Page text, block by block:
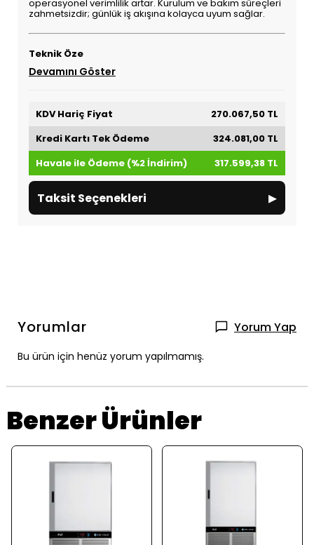
operasyonel verimlilik artar. Kurulum ve bakım süreçleri
zahmetsizdir; günlük iş akışına kolayca uyum sağlar.
Teknik Öze
Devamını Göster
KDV Hariç Fiyat
270.067,50 TL
Kredi Kartı Tek Ödeme
324.081,00 TL
Havale ile Ödeme (%2 İndirim)
317.599,38 TL
Taksit Seçenekleri ▸
Yorumlar Yorum Yap
Bu ürün için henüz yorum yapılmamış.
Benzer Ürünler